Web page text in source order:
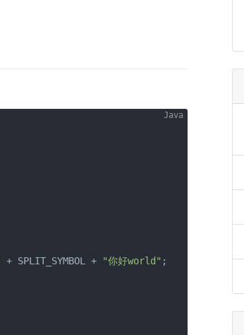
+ SPLIT_SYMBOL + "你好world" ;